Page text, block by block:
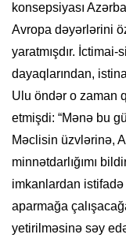
konsepsiyası
Avropa dəyərlərini
yaratmışdır.
dayaqlarından,
Ulu öndər o zaman
etmişdi: “Mənə bu
Məclisin üzvlərinə,
minnətdarlığımı
imkanlardan
aparmağa
yetirilməsinə səy